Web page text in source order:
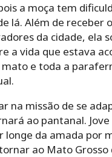
a moça tem
lá. Além de receber
da cidade, ela
a vida que estava
e toda a
na missão de se
ao pantanal. Jove
longe da amada por
ao Mato Grosso